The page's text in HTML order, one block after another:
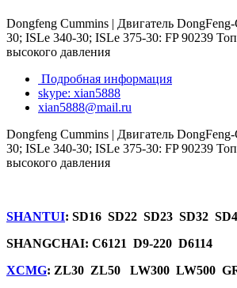
Dongfeng Cummins | Двигатель
30; ISLe 340-30; ISLe 375-30: FP 90239
высокого давления
Подробная информация
skype: xian5888
xian5888@mail.ru
Dongfeng Cummins | Двигатель
30; ISLe 340-30; ISLe 375-30: FP 90239
высокого давления
SHANTUI: SD16 SD22 SD23 SD32
SHANGCHAI: C6121 D9-220 D6114
XCMG: ZL30 ZL50 LW300 LW500